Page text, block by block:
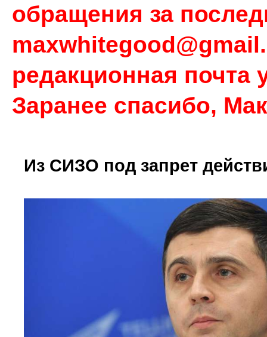
обращения за
редакционная почта
Заранее спасибо,
Из СИЗО под запрет